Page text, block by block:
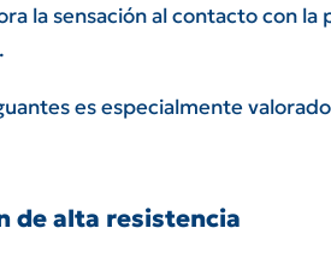
la sensación al contacto con
es especialmente
de alta resistencia